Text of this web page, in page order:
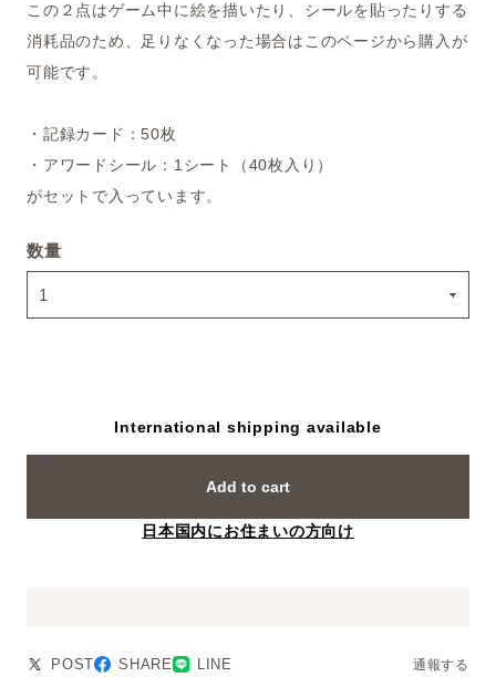
この２点はゲーム中に絵を描いたり、シールを貼ったりする
消耗品のため、足りなくなった場合はこのページから購入が
可能です。
・記録カード：50枚
・アワードシール：1シート（40枚入り）
がセットで入っています。
数量
International shipping available
Add to cart
日本国内にお住まいの方向け
POST SHARE LINE 通報する